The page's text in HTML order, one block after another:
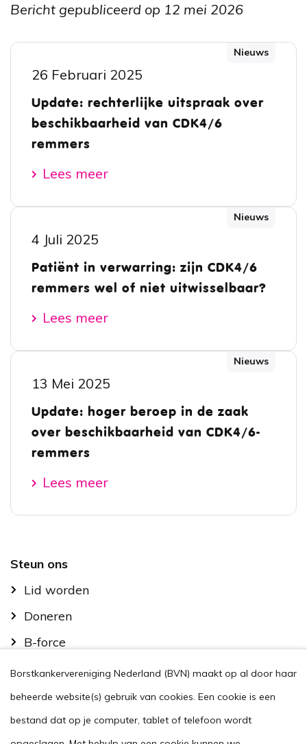
Bericht gepubliceerd op 12 mei 2026
Nieuws
26 Februari 2025
Update: rechterlijke uitspraak over
beschikbaarheid van CDK4/6
remmers
Lees meer
Nieuws
4 Juli 2025
Patiënt in verwarring: zijn CDK4/6
remmers wel of niet uitwisselbaar?
Lees meer
Nieuws
13 Mei 2025
Update: hoger beroep in de zaak
over beschikbaarheid van CDK4/6-
remmers
Lees meer
Footer
Steun ons
Lid worden
Doneren
B-force
Kom in actie
Handig
Stel je vraag
Borstkankervereniging Nederland (BVN) maakt op al door haar
beheerde website(s) gebruik van cookies. Een cookie is een
bestand dat op je computer, tablet of telefoon wordt